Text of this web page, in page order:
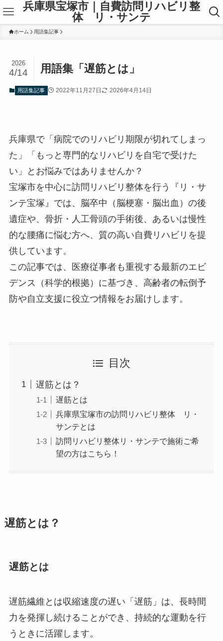
兵庫県宝塚市｜自費訪問リハビリ整
体 リ・サンテ
ホーム 用語集記事
用語集「遅筋とは」
2026
4/14
用語集記事 2022年11月27日 2026年4月14日
兵庫県で「病院でのリハビリ期限が切れてしまっ
た」「もっと専門的なリハビリを自宅で受けた
い」とお悩みではありませんか？
宝塚市を中心に訪問リハビリ整体を行う『リ・サ
ンテ宝塚』では、脳卒中（脳梗塞・脳出血）の後
遺症や、骨折・人工骨頭の手術後、あるいは慢性
的な腰痛に悩む方へ、質の高い自費リハビリを提
供しています。
この記事では、医療従事者も重視する最新のエビ
デンス（科学的根拠）に基づき、高齢者の転倒予
防や自立支援に役立つ情報をお届けします。
目次
遅筋とは？
遅筋とは
兵庫県宝塚市の訪問リハビリ整体 リ・
サンテとは
訪問リハビリ整体リ・サンテで施術ご希
望の方はこちら！
遅筋とは？
遅筋とは
遅筋繊維とは収縮速度の遅い「遅筋」は、長時間
力を発揮し続けることができ、 持続的な運動を行
うときに活躍 します。